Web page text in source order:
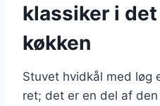
klassiker i
køkken
Stuvet hvidkål med løg
ret; det er en del af